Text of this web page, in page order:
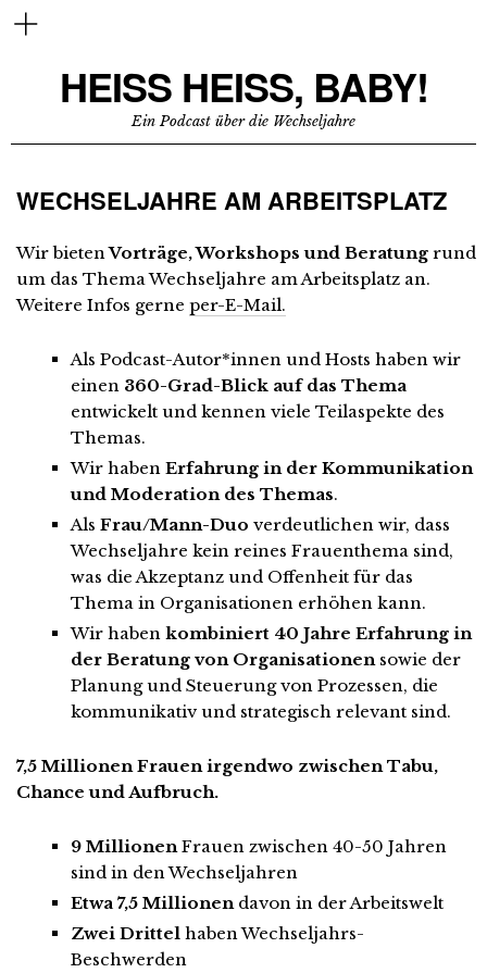
HEISS HEISS, BABY!
Ein Podcast über die Wechseljahre
WECHSELJAHRE AM ARBEITSPLATZ
Wir bietenVorträge, Workshops und Beratung rund
um das Thema Wechseljahre am Arbeitsplatz an.
Weitere Infos gerne per-E-Mail.
Als Podcast-Autor*innen und Hosts haben wir
einen 360-Grad-Blick auf das Thema
entwickelt und kennen viele Teilaspekte des
Themas.
Wir haben Erfahrung in der Kommunikation
und Moderation des Themas.
Als Frau/Mann-Duo verdeutlichen wir, dass
Wechseljahre kein reines Frauenthema sind,
was die Akzeptanz und Offenheit für das
Thema in Organisationen erhöhen kann.
Wir haben kombiniert 40 Jahre Erfahrung in
der Beratung von Organisationensowie der
Planung und Steuerung von Prozessen, die
kommunikativ und strategisch relevant sind.
7,5 Millionen Frauen irgendwo zwischen Tabu,
Chance und Aufbruch.
9 MillionenFrauen zwischen 40-50 Jahren
sind in den Wechseljahren
Etwa 7,5 Millionendavon in der Arbeitswelt
Zwei Drittel haben Wechseljahrs-
Beschwerden